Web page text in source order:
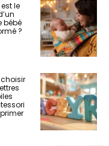
le
bébé
?